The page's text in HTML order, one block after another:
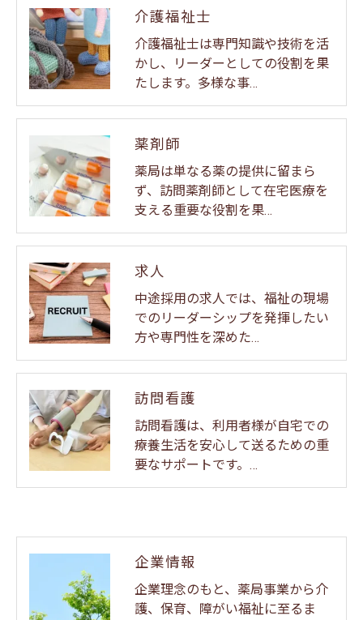
介護福祉士
介護福祉士は専門知識や技術を活
かし、リーダーとしての役割を果
たします。多様な事…
薬剤師
薬局は単なる薬の提供に留まら
ず、訪問薬剤師として在宅医療を
支える重要な役割を果…
求人
中途採用の求人では、福祉の現場
でのリーダーシップを発揮したい
方や専門性を深めた…
訪問看護
訪問看護は、利用者様が自宅での
療養生活を安心して送るための重
要なサポートです。…
企業情報
企業理念のもと、薬局事業から介
護、保育、障がい福祉に至るま